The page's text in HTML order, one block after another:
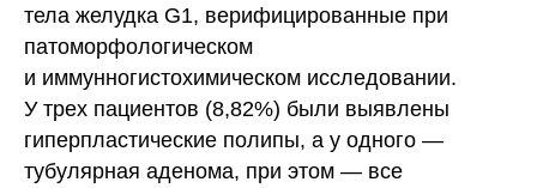
тела желудка G1, верифицированные при
патоморфологическом
и иммунногистохимическом исследовании.
У трех пациентов (8,82%) были выявлены
гиперпластические полипы, а у одного —
тубулярная аденома, при этом — все